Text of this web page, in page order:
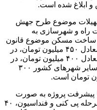
موضوع طرح جهش
راه و شهرسازی به
ساخت مسکن موضوع قانون
جهش تولید و تامین مسکن در تهران معادل ۴۵۰ میلیون تومان، در
شهرهای بالای ۱ میلیون نفر جمعیت معادل ۴۰۰ میلیون تومان، در
مراکز استان‌‎ها ۳۵۰ میلیون تومان در سایر شهرهای کشور ۳۰۰
پیشرفت پروژه به صورت
تدریجی معادل پرداخت ۱۰ درصد در مرحله پی کنی و فنداسیون، ۴۰